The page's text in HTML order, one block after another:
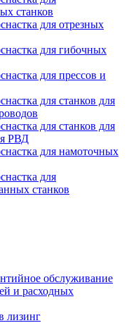
станков
для отрезных
для гибочных
для прессов и
для станков для
для станков для
РВД
для намоточных
для
станков
обслуживание
и расходных
лизинг